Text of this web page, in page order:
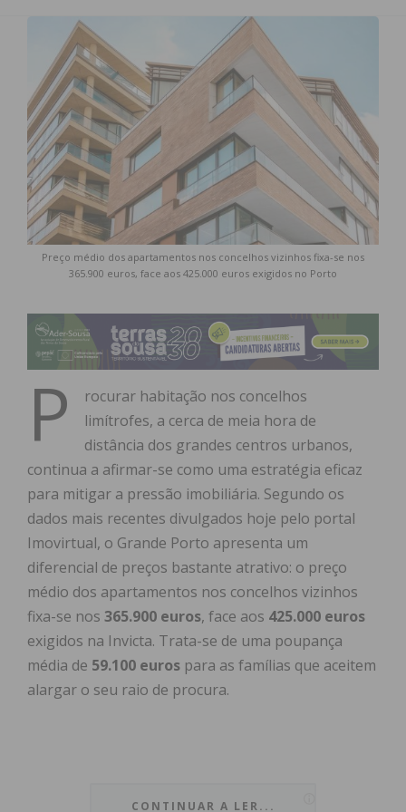
Preço médio dos apartamentos nos concelhos vizinhos fixa-se nos
365.900 euros, face aos 425.000 euros exigidos no Porto
P
rocurar habitação nos concelhos
limítrofes, a cerca de meia hora de
distância dos grandes centros urbanos,
continua a afirmar-se como uma estratégia eficaz
para mitigar a pressão imobiliária. Segundo os
dados mais recentes divulgados hoje pelo portal
Imovirtual, o Grande Porto apresenta um
diferencial de preços bastante atrativo: o preço
médio dos apartamentos nos concelhos vizinhos
fixa-se nos 365.900 euros, face aos 425.000 euros
exigidos na Invicta. Trata-se de uma poupança
média de 59.100 euros para as famílias que aceitem
alargar o seu raio de procura.
mercado imobiliário periférico oferece soluções
CONTINUAR A LER...